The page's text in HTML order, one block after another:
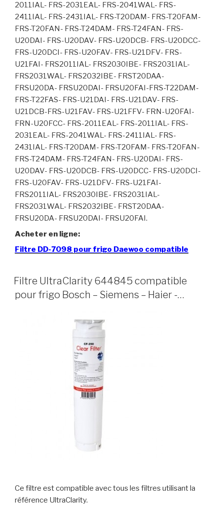
2011IAL- FRS-2031EAL- FRS-2041WAL- FRS-
2411IAL- FRS-2431IAL- FRS-T20DAM- FRS-T20FAM-
FRS-T20FAN- FRS-T24DAM- FRS-T24FAN- FRS-
U20DAI- FRS-U20DAV- FRS-U20DCB- FRS-U20DCC-
FRS-U20DCI- FRS-U20FAV- FRS-U21DFV- FRS-
U21FAI- FRS2011IAL- FRS2030IBE- FRS2031IAL-
FRS2031WAL- FRS2032IBE- FRST20DAA-
FRSU20DA- FRSU20DAI- FRSU20FAI-FRS-T22DAM-
FRS-T22FAS- FRS-U21DAI- FRS-U21DAV- FRS-
U21DCB-FRS-U21FAV- FRS-U21FFV- FRN-U20FAI-
FRN-U20FCC- FRS-2011EAL- FRS-2011IAL- FRS-
2031EAL- FRS-2041WAL- FRS-2411IAL- FRS-
2431IAL- FRS-T20DAM- FRS-T20FAM- FRS-T20FAN-
FRS-T24DAM- FRS-T24FAN- FRS-U20DAI- FRS-
U20DAV- FRS-U20DCB- FRS-U20DCC- FRS-U20DCI-
FRS-U20FAV- FRS-U21DFV- FRS-U21FAI-
FRS2011IAL- FRS2030IBE- FRS2031IAL-
FRS2031WAL- FRS2032IBE- FRST20DAA-
FRSU20DA- FRSU20DAI- FRSU20FAI.
Acheter en ligne:
Filtre DD-7098 pour frigo Daewoo compatible
Filtre UltraClarity 644845 compatible
pour frigo Bosch – Siemens – Haier -…
Ce filtre est compatible avec tous les filtres utilisant la
référence UltraClarity.